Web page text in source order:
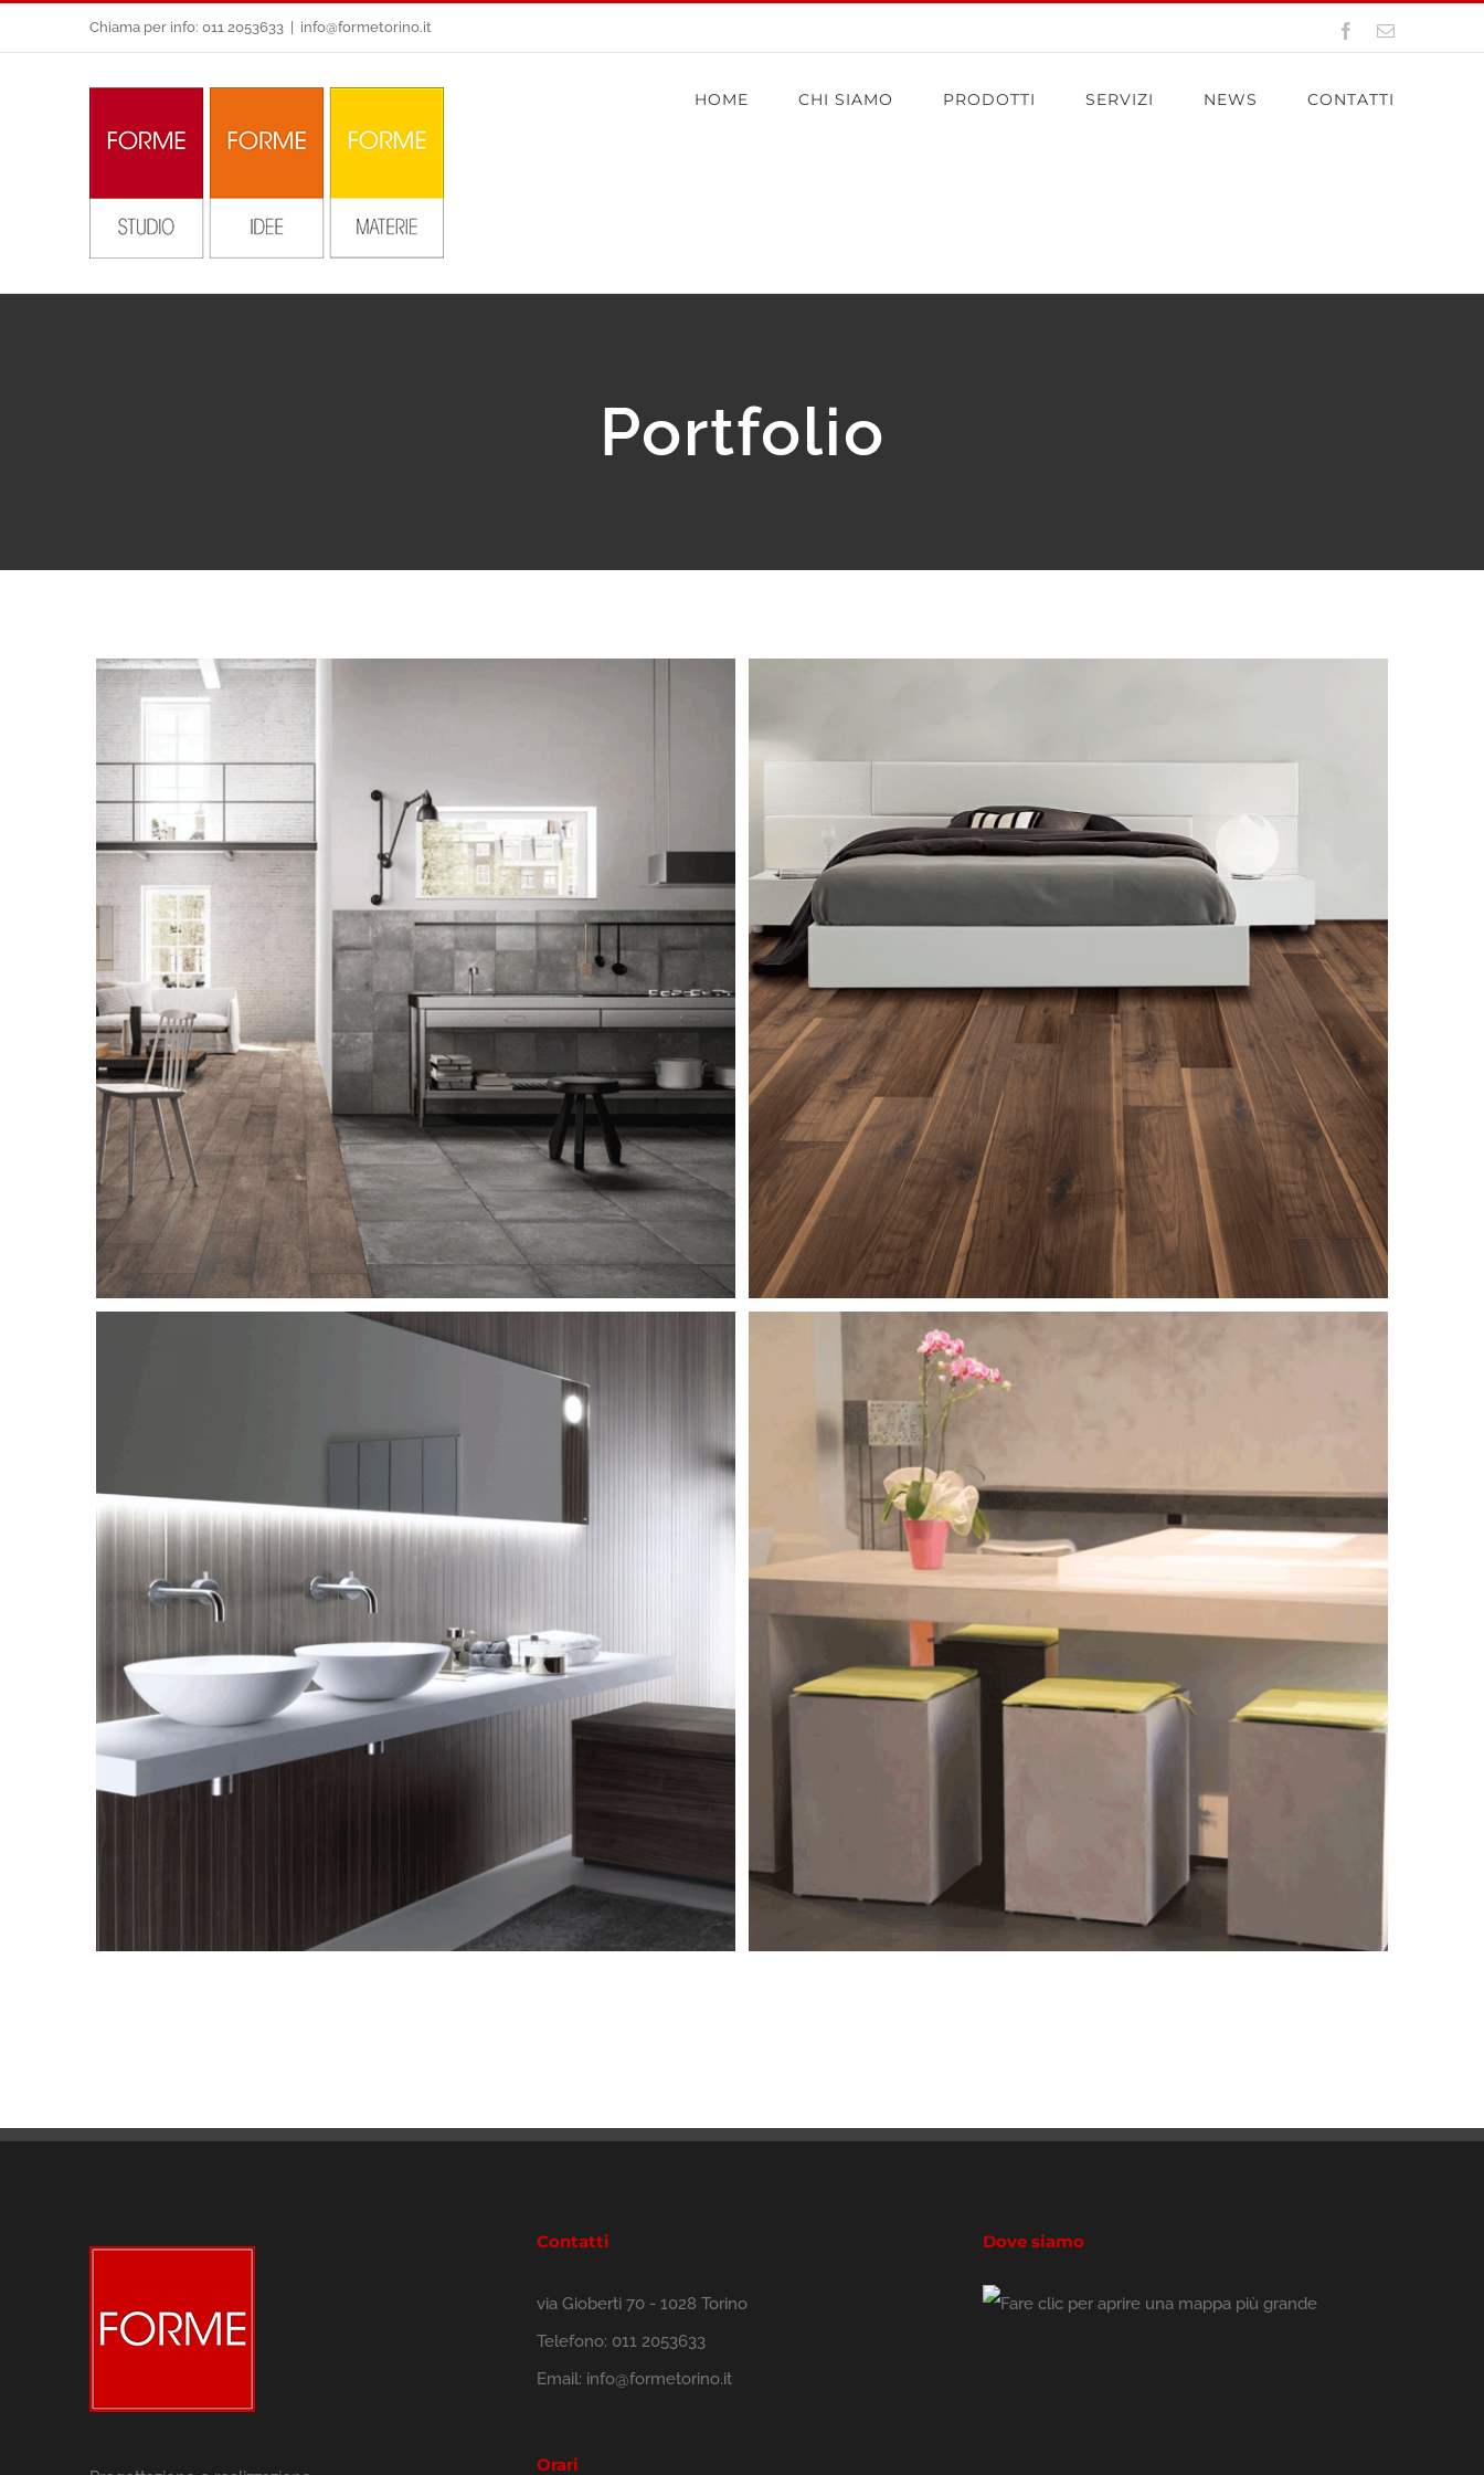
al
Chiama per info: 011 2053633 info@formetorino.it Facebook
Email
HOME CHI SIAMO PRODOTTI SERVIZI NEWS CONTATTI
Portfolio
Contatti
via Gioberti 70 - 1028 Torino
Telefono: 011 2053633
Email: info@formetorino.it
Orari
Dove siamo